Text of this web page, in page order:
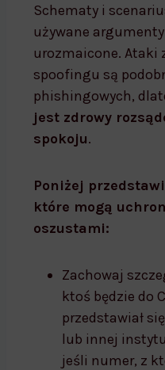
Schematy i
używane
urozmaicone. Ataki
spoofingu są
phishingowych,
jest zdrowy
spokoju.
Poniżej
które mogą
oszustami:
Zachowaj
ktoś będzie do
przedstawiał
lub innej
jeśli numer, z